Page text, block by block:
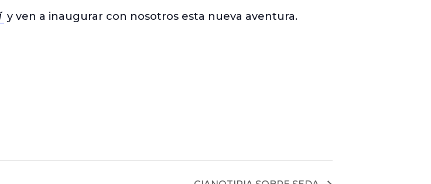
y ven a inaugurar con nosotros esta nueva aventura.